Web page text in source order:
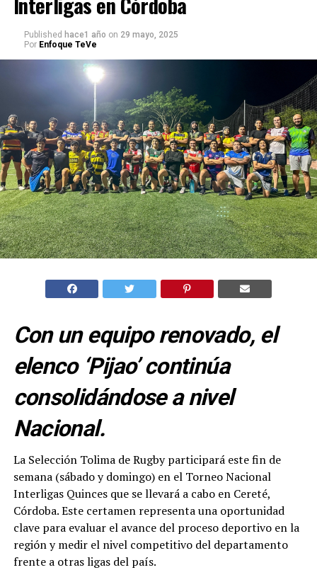
Published hace1 año on 29 mayo, 2025
Por Enfoque TeVe
Con un equipo renovado, el
elenco ‘Pijao’ continúa
consolidándose a nivel
Nacional.
La Selección Tolima de Rugby participará este fin de
semana (sábado y domingo) en el Torneo Nacional
Interligas Quinces que se llevará a cabo en Cereté,
Córdoba. Este certamen representa una oportunidad
clave para evaluar el avance del proceso deportivo en la
región y medir el nivel competitivo del departamento
frente a otras ligas del país.